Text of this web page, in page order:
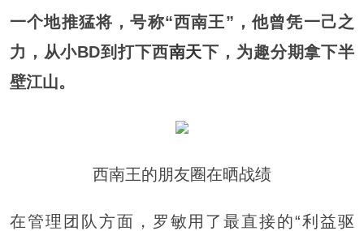
一个地推猛将，号称“西南王”，他曾凭一己之
力，从小BD到打下西南天下，为趣分期拿下半
壁江山。
西南王的朋友圈在晒战绩
在管理团队方面，罗敏用了最直接的“利益驱